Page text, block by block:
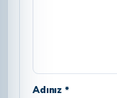
Adınız *